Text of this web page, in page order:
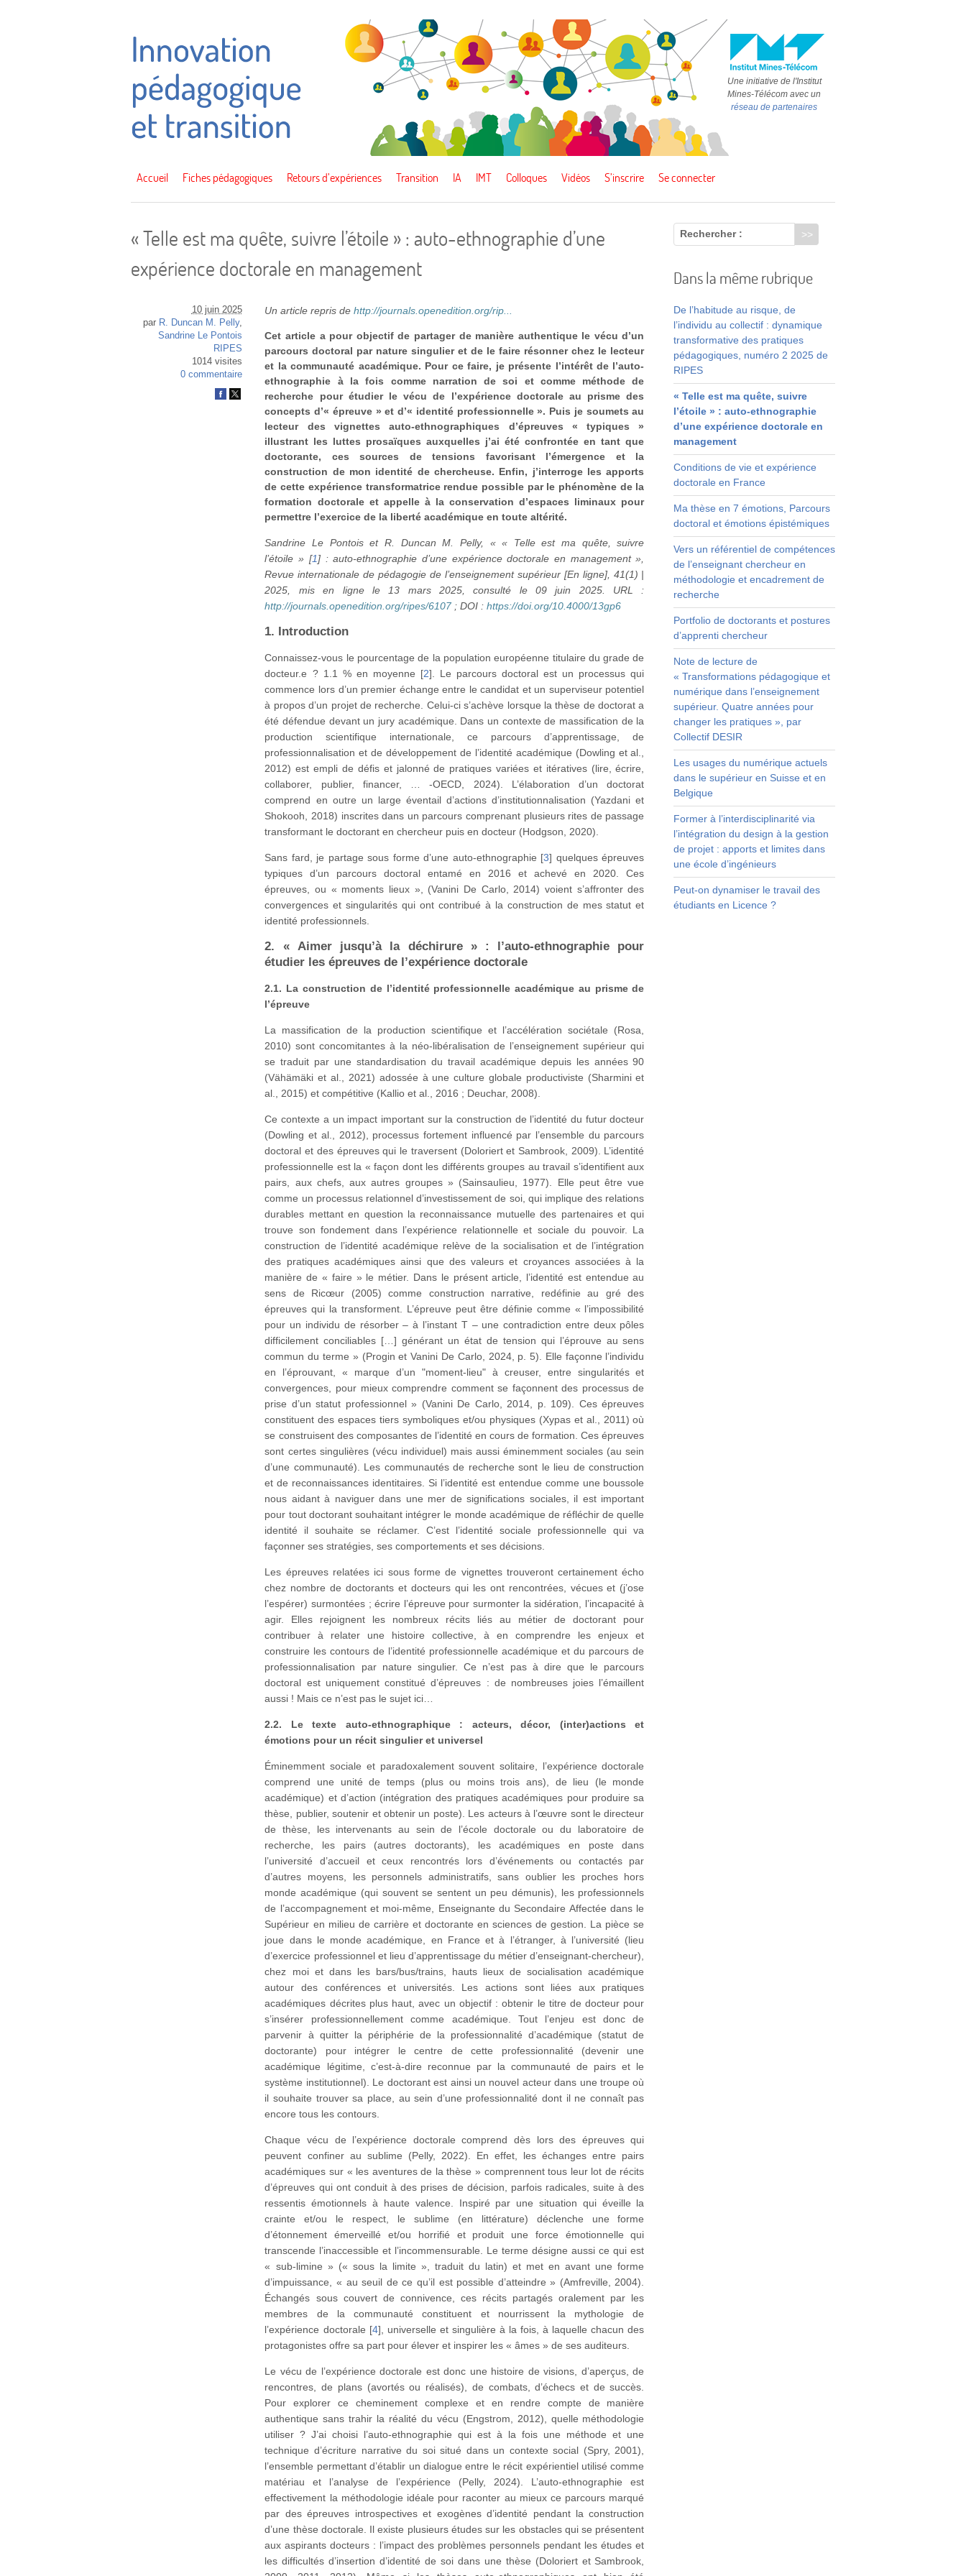
Une initiative de l'Institut
Mines-Télécom avec un
réseau de partenaires
Accueil Fiches pédagogiques Retours d’expériences Transition IA IMT Colloques Vidéos S’inscrire Se connecter
« Telle est ma quête, suivre l’étoile » : auto-ethnographie d’une
expérience doctorale en management
10 juin 2025
par R. Duncan M. Pelly,
Sandrine Le Pontois
RIPES
1014 visites
0 commentaire
Un article repris dehttp://journals.openedition.org/rip...
Cet article a pour objectif de partager de manière authentique le vécu d’un
parcours doctoral par nature singulier et de le faire résonner chez le lecteur
et la communauté académique. Pour ce faire, je présente l’intérêt de l’auto-
ethnographie à la fois comme narration de soi et comme méthode de
recherche pour étudier le vécu de l’expérience doctorale au prisme des
concepts d’« épreuve » et d’« identité professionnelle ». Puis je soumets au
lecteur des vignettes auto-ethnographiques d’épreuves « typiques »
illustrant les luttes prosaïques auxquelles j’ai été confrontée en tant que
doctorante, ces sources de tensions favorisant l’émergence et la
construction de mon identité de chercheuse. Enfin, j’interroge les apports
de cette expérience transformatrice rendue possible par le phénomène de la
formation doctorale et appelle à la conservation d’espaces liminaux pour
permettre l’exercice de la liberté académique en toute altérité.
Sandrine Le Pontois et R. Duncan M. Pelly, « « Telle est ma quête, suivre
l’étoile » [1]: auto-ethnographie d’une expérience doctorale en management »,
Revue internationale de pédagogie de l’enseignement supérieur [En ligne], 41(1) |
2025, mis en ligne le 13 mars 2025, consulté le 09 juin 2025. URL :
http://journals.openedition.org/ripes/6107 ; DOI :https://doi.org/10.4000/13gp6
1. Introduction
Connaissez-vous le pourcentage de la population européenne titulaire du grade de
docteur.e ? 1.1 % en moyenne [2] . Le parcours doctoral est un processus qui
commence lors d’un premier échange entre le candidat et un superviseur potentiel
à propos d’un projet de recherche. Celui-ci s’achève lorsque la thèse de doctorat a
été défendue devant un jury académique. Dans un contexte de massification de la
production scientifique internationale, ce parcours d’apprentissage, de
professionnalisation et de développement de l’identité académique (Dowling et al.,
2012) est empli de défis et jalonné de pratiques variées et itératives (lire, écrire,
collaborer, publier, financer, … -OECD, 2024). L’élaboration d’un doctorat
comprend en outre un large éventail d’actions d’institutionnalisation (Yazdani et
Shokooh, 2018) inscrites dans un parcours comprenant plusieurs rites de passage
transformant le doctorant en chercheur puis en docteur (Hodgson, 2020).
Sans fard, je partage sous forme d’une auto-ethnographie [3] quelques épreuves
typiques d’un parcours doctoral entamé en 2016 et achevé en 2020. Ces
épreuves, ou « moments lieux », (Vanini De Carlo, 2014) voient s’affronter des
convergences et singularités qui ont contribué à la construction de mes statut et
identité professionnels.
2. « Aimer jusqu’à la déchirure » : l’auto-ethnographie pour
étudier les épreuves de l’expérience doctorale
2.1. La construction de l’identité professionnelle académique au prisme de
l’épreuve
La massification de la production scientifique et l’accélération sociétale (Rosa,
2010) sont concomitantes à la néo-libéralisation de l’enseignement supérieur qui
se traduit par une standardisation du travail académique depuis les années 90
(Vähämäki et al., 2021) adossée à une culture globale productiviste (Sharmini et
al., 2015) et compétitive (Kallio et al., 2016 ; Deuchar, 2008).
Ce contexte a un impact important sur la construction de l’identité du futur docteur
(Dowling et al., 2012), processus fortement influencé par l’ensemble du parcours
doctoral et des épreuves qui le traversent (Doloriert et Sambrook, 2009). L’identité
professionnelle est la « façon dont les différents groupes au travail s’identifient aux
pairs, aux chefs, aux autres groupes » (Sainsaulieu, 1977). Elle peut être vue
comme un processus relationnel d’investissement de soi, qui implique des relations
durables mettant en question la reconnaissance mutuelle des partenaires et qui
trouve son fondement dans l’expérience relationnelle et sociale du pouvoir. La
construction de l’identité académique relève de la socialisation et de l’intégration
des pratiques académiques ainsi que des valeurs et croyances associées à la
manière de « faire » le métier. Dans le présent article, l’identité est entendue au
sens de Ricœur (2005) comme construction narrative, redéfinie au gré des
épreuves qui la transforment. L’épreuve peut être définie comme « l’impossibilité
pour un individu de résorber – à l’instant T – une contradiction entre deux pôles
difficilement conciliables […] générant un état de tension qui l’éprouve au sens
commun du terme » (Progin et Vanini De Carlo, 2024, p. 5). Elle façonne l’individu
en l’éprouvant, « marque d’un "moment-lieu" à creuser, entre singularités et
convergences, pour mieux comprendre comment se façonnent des processus de
prise d’un statut professionnel » (Vanini De Carlo, 2014, p. 109). Ces épreuves
constituent des espaces tiers symboliques et/ou physiques (Xypas et al., 2011) où
se construisent des composantes de l’identité en cours de formation. Ces épreuves
sont certes singulières (vécu individuel) mais aussi éminemment sociales (au sein
d’une communauté). Les communautés de recherche sont le lieu de construction
et de reconnaissances identitaires. Si l’identité est entendue comme une boussole
nous aidant à naviguer dans une mer de significations sociales, il est important
pour tout doctorant souhaitant intégrer le monde académique de réfléchir de quelle
identité il souhaite se réclamer. C’est l’identité sociale professionnelle qui va
façonner ses stratégies, ses comportements et ses décisions.
Les épreuves relatées ici sous forme de vignettes trouveront certainement écho
chez nombre de doctorants et docteurs qui les ont rencontrées, vécues et (j’ose
l’espérer) surmontées ; écrire l’épreuve pour surmonter la sidération, l’incapacité à
agir. Elles rejoignent les nombreux récits liés au métier de doctorant pour
contribuer à relater une histoire collective, à en comprendre les enjeux et
construire les contours de l’identité professionnelle académique et du parcours de
professionnalisation par nature singulier. Ce n’est pas à dire que le parcours
doctoral est uniquement constitué d’épreuves : de nombreuses joies l’émaillent
aussi ! Mais ce n’est pas le sujet ici…
2.2. Le texte auto-ethnographique : acteurs, décor, (inter)actions et
émotions pour un récit singulier et universel
Éminemment sociale et paradoxalement souvent solitaire, l’expérience doctorale
comprend une unité de temps (plus ou moins trois ans), de lieu (le monde
académique) et d’action (intégration des pratiques académiques pour produire sa
thèse, publier, soutenir et obtenir un poste). Les acteurs à l’œuvre sont le directeur
de thèse, les intervenants au sein de l’école doctorale ou du laboratoire de
recherche, les pairs (autres doctorants), les académiques en poste dans
l’université d’accueil et ceux rencontrés lors d’événements ou contactés par
d’autres moyens, les personnels administratifs, sans oublier les proches hors
monde académique (qui souvent se sentent un peu démunis), les professionnels
de l’accompagnement et moi-même, Enseignante du Secondaire Affectée dans le
Supérieur en milieu de carrière et doctorante en sciences de gestion. La pièce se
joue dans le monde académique, en France et à l’étranger, à l’université (lieu
d’exercice professionnel et lieu d’apprentissage du métier d’enseignant-chercheur),
chez moi et dans les bars/bus/trains, hauts lieux de socialisation académique
autour des conférences et universités. Les actions sont liées aux pratiques
académiques décrites plus haut, avec un objectif : obtenir le titre de docteur pour
s’insérer professionnellement comme académique. Tout l’enjeu est donc de
parvenir à quitter la périphérie de la professionnalité d’académique (statut de
doctorante) pour intégrer le centre de cette professionnalité (devenir une
académique légitime, c’est-à-dire reconnue par la communauté de pairs et le
système institutionnel). Le doctorant est ainsi un nouvel acteur dans une troupe où
il souhaite trouver sa place, au sein d’une professionnalité dont il ne connaît pas
encore tous les contours.
Chaque vécu de l’expérience doctorale comprend dès lors des épreuves qui
peuvent confiner au sublime (Pelly, 2022). En effet, les échanges entre pairs
académiques sur « les aventures de la thèse » comprennent tous leur lot de récits
d’épreuves qui ont conduit à des prises de décision, parfois radicales, suite à des
ressentis émotionnels à haute valence. Inspiré par une situation qui éveille la
crainte et/ou le respect, le sublime (en littérature) déclenche une forme
d’étonnement émerveillé et/ou horrifié et produit une force émotionnelle qui
transcende l’inaccessible et l’incommensurable. Le terme désigne aussi ce qui est
« sub-limine » (« sous la limite », traduit du latin) et met en avant une forme
d’impuissance, « au seuil de ce qu’il est possible d’atteindre » (Amfreville, 2004).
Échangés sous couvert de connivence, ces récits partagés oralement par les
membres de la communauté constituent et nourrissent la mythologie de
l’expérience doctorale [4] , universelle et singulière à la fois, à laquelle chacun des
protagonistes offre sa part pour élever et inspirer les « âmes » de ses auditeurs.
Le vécu de l’expérience doctorale est donc une histoire de visions, d’aperçus, de
rencontres, de plans (avortés ou réalisés), de combats, d’échecs et de succès.
Pour explorer ce cheminement complexe et en rendre compte de manière
authentique sans trahir la réalité du vécu (Engstrom, 2012), quelle méthodologie
utiliser ? J’ai choisi l’auto-ethnographie qui est à la fois une méthode et une
technique d’écriture narrative du soi situé dans un contexte social (Spry, 2001),
l’ensemble permettant d’établir un dialogue entre le récit expérientiel utilisé comme
matériau et l’analyse de l’expérience (Pelly, 2024). L’auto-ethnographie est
effectivement la méthodologie idéale pour raconter au mieux ce parcours marqué
par des épreuves introspectives et exogènes d’identité pendant la construction
d’une thèse doctorale. Il existe plusieurs études sur les obstacles qui se présentent
aux aspirants docteurs : l’impact des problèmes personnels pendant les études et
les difficultés d’insertion d’identité de soi dans une thèse (Doloriert et Sambrook,
Rechercher :
Dans la même rubrique
De l’habitude au risque, de
l’individu au collectif : dynamique
transformative des pratiques
pédagogiques, numéro 2 2025 de
RIPES
« Telle est ma quête, suivre
l’étoile » : auto-ethnographie
d’une expérience doctorale en
management
Conditions de vie et expérience
doctorale en France
Ma thèse en 7 émotions, Parcours
doctoral et émotions épistémiques
Vers un référentiel de compétences
de l’enseignant chercheur en
méthodologie et encadrement de
recherche
Portfolio de doctorants et postures
d’apprenti chercheur
Note de lecture de
« Transformations pédagogique et
numérique dans l’enseignement
supérieur. Quatre années pour
changer les pratiques », par
Collectif DESIR
Les usages du numérique actuels
dans le supérieur en Suisse et en
Belgique
Former à l’interdisciplinarité via
l’intégration du design à la gestion
de projet : apports et limites dans
une école d’ingénieurs
Peut-on dynamiser le travail des
étudiants en Licence ?